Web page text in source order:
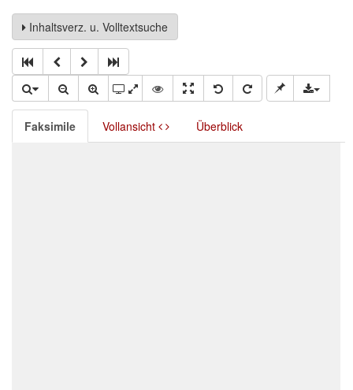
Inhaltsverz. u. Volltextsuche
Faksimile Vollansicht Überblick